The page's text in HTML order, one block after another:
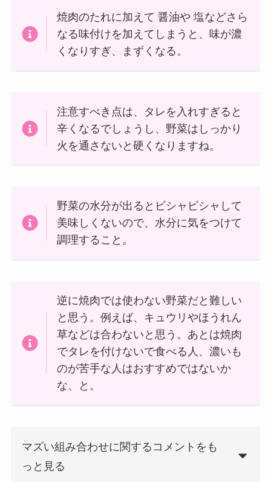
焼肉のたれに加えて 醤油や 塩などさら
なる味付けを加えてしまうと、味が濃
くなりすぎ、まずくなる。
注意すべき点は、タレを入れすぎると
辛くなるでしょうし、野菜はしっかり
火を通さないと硬くなりますね。
野菜の水分が出るとビシャビシャして
美味しくないので、水分に気をつけて
調理すること。
逆に焼肉では使わない野菜だと難しい
と思う。例えば、キュウリやほうれん
草などは合わないと思う。あとは焼肉
でタレを付けないで食べる人、濃いも
のが苦手な人はおすすめではないか
な、と。
マズい組み合わせに関するコメントをも
っと見る